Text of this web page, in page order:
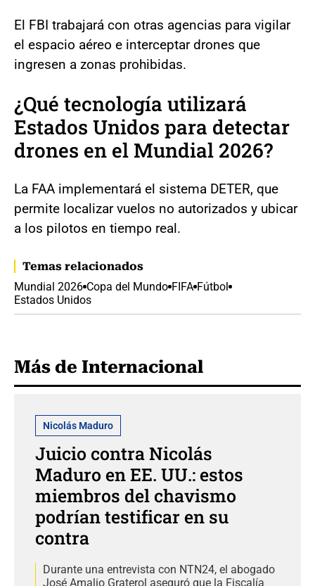
El FBI trabajará con otras agencias para vigilar
el espacio aéreo e interceptar drones que
ingresen a zonas prohibidas.
¿Qué tecnología utilizará
Estados Unidos para detectar
drones en el Mundial 2026?
La FAA implementará el sistema DETER, que
permite localizar vuelos no autorizados y ubicar
a los pilotos en tiempo real.
Temas relacionados
Mundial 2026 Copa del Mundo FIFA Fútbol
Estados Unidos
Más de Internacional
Nicolás Maduro
Juicio contra Nicolás
Maduro en EE. UU.: estos
miembros del chavismo
podrían testificar en su
contra
Durante una entrevista con NTN24, el abogado
José Amalio Graterol aseguró que la Fiscalía